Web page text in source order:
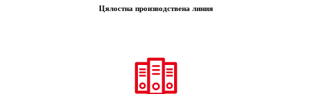
Цялостна производствена линия